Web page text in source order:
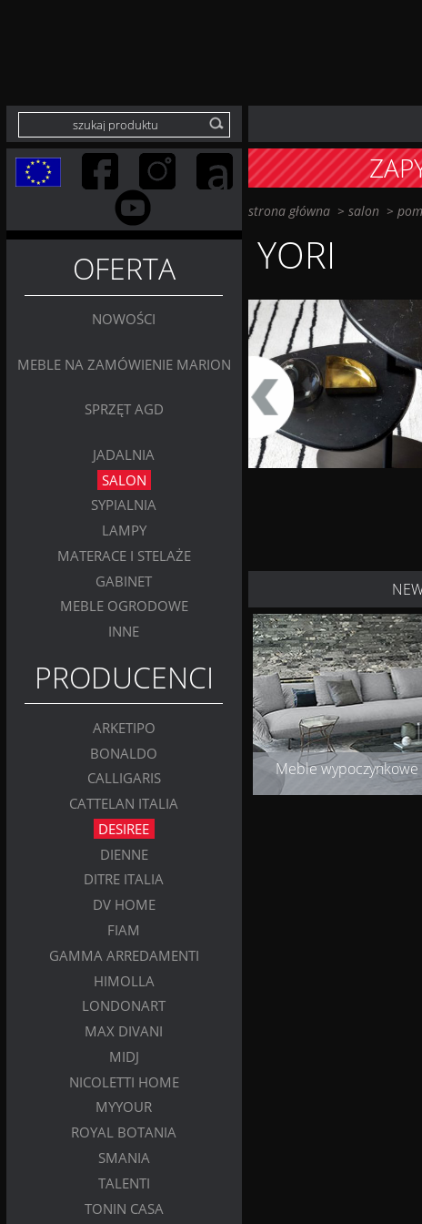
OFERTA
NOWOŚCI
MEBLE NA ZAMÓWIENIE MARION
SPRZĘT AGD
JADALNIA
SALON
SYPIALNIA
LAMPY
MATERACE I STELAŻE
GABINET
MEBLE OGRODOWE
INNE
PRODUCENCI
ARKETIPO
BONALDO
CALLIGARIS
CATTELAN ITALIA
DESIREE
DIENNE
DITRE ITALIA
DV HOME
FIAM
GAMMA ARREDAMENTI
HIMOLLA
LONDONART
MAX DIVANI
MIDJ
NICOLETTI HOME
MYYOUR
ROYAL BOTANIA
SMANIA
TALENTI
TONIN CASA
strona główna> salon>
YORI
Meble wypoczynkowe